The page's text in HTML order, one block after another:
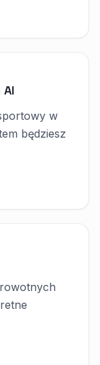
w
będziesz